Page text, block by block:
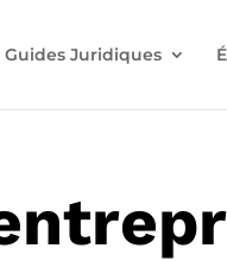
Guides Juridiques